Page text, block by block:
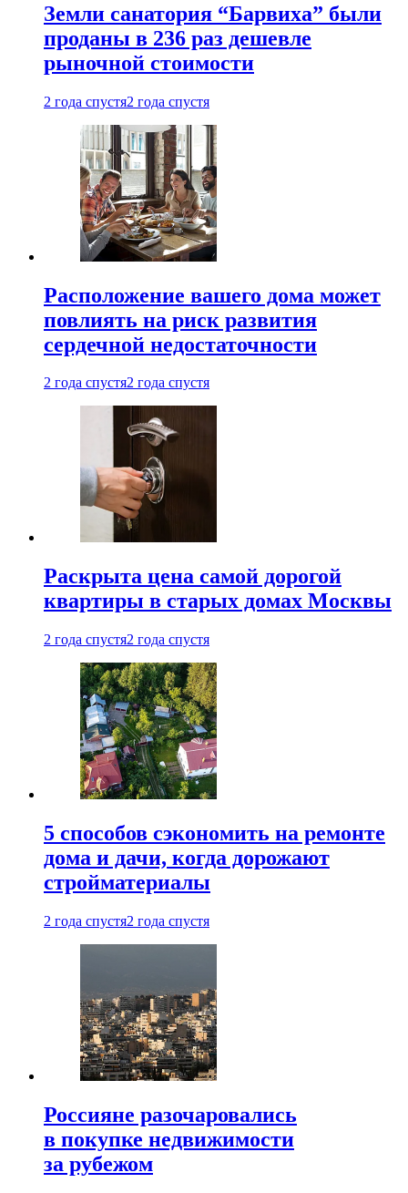
Земли санатория “Барвиха” были
проданы в 236 раз дешевле
рыночной стоимости
2 года спустя2 года спустя
Расположение вашего дома может
повлиять на риск развития
сердечной недостаточности
2 года спустя2 года спустя
Раскрыта цена самой дорогой
квартиры в старых домах Москвы
2 года спустя2 года спустя
5 способов сэкономить на ремонте
дома и дачи, когда дорожают
стройматериалы
2 года спустя2 года спустя
Россияне разочаровались
в покупке недвижимости
за рубежом